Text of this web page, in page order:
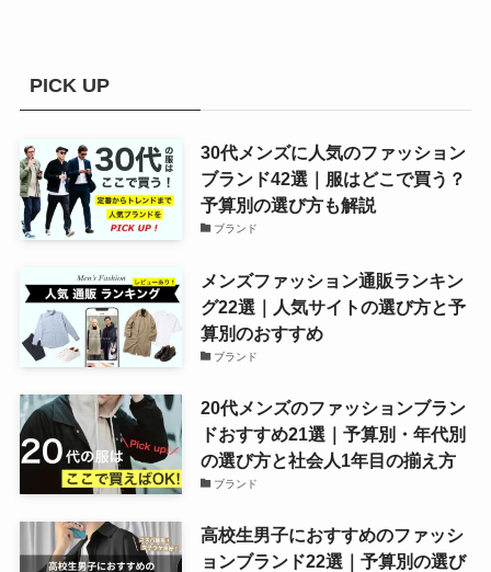
PICK UP
30代メンズに人気のファッション
ブランド42選｜服はどこで買う？
予算別の選び方も解説
ブランド
メンズファッション通販ランキン
グ22選｜人気サイトの選び方と予
算別のおすすめ
ブランド
20代メンズのファッションブラン
ドおすすめ21選｜予算別・年代別
の選び方と社会人1年目の揃え方
ブランド
高校生男子におすすめのファッシ
ョンブランド22選｜予算別の選び